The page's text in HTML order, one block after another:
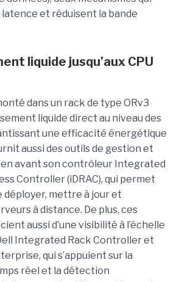
latence et réduisent la bande
liquide jusqu’aux CPU
dans un rack de type ORv3
liquide direct au niveau des
une efficacité énergétique
aussi des outils de gestion et
avant son contrôleur Integrated
Controller (iDRAC), qui permet
déployer, mettre à jour et
à distance. De plus, ces
aussi d’une visibilité à l’échelle
Integrated Rack Controller et
qui s’appuient sur la
réel et la détection